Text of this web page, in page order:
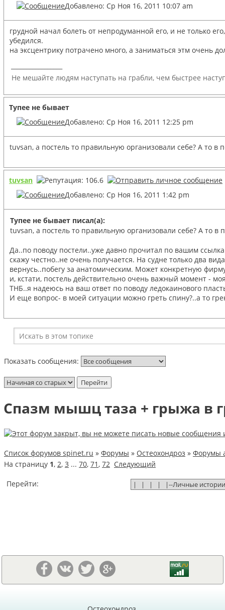
Добавлено: Ср Ноя 16, 2011 10:07 am
грудной начал болеть от непродуманной его, и не только
убедился.
на эксцентрику потрачено много, а заниматься этм очень
Не мешайте людям наступать на грабли, чем быстрее
Тупее не бывает
Добавлено: Ср Ноя 16, 2011 12:25 pm
tuvsan, а постель то правильную организовали себе? А то
tuvsan
Добавлено: Ср Ноя 16, 2011 1:42 pm
Тупее не бывает писал(а):
tuvsan, а постель то правильную организовали себе? А то
Да..по поводу постели..уже давно прочитал по вашим
скажу честно..не очень получается. На судне только два
вернусь..побегу за анатомическим. Может конкретную
и, кстати, постель действительно очень важный момент -
ТНБ..я надеюсь на ваш ответ по поводу ледокаинового
И еще вопрос- в моей ситуации можно греть спину?..а то
Показать сообщения:
Спазм мышц таза + грыжа в
Список форумов spinet.ru » Форумы » Остеохондроз » Форумы
На страницу 1, 2, 3 ... 70, 71 , 72 Следующий
Перейти: